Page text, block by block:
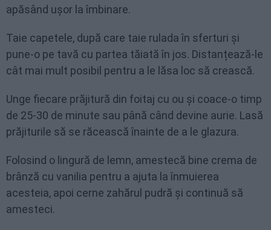
apăsând ușor la îmbinare.
Taie capetele, după care taie rulada în sferturi și
pune-o pe tavă cu partea tăiată în jos. Distanțează-le
cât mai mult posibil pentru a le lăsa loc să crească.
Unge fiecare prăjitură din foitaj cu ou și coace-o timp
de 25-30 de minute sau până când devine aurie. Lasă
prăjiturile să se răcească înainte de a le glazura.
Folosind o lingură de lemn, amestecă bine crema de
brânză cu vanilia pentru a ajuta la înmuierea
acesteia, apoi cerne zahărul pudră și continuă să
amesteci.